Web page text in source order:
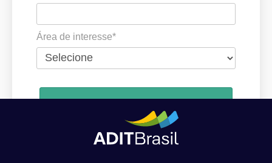
Área de interesse*
Ao se cadastrar, você concorda em receber comunicações da ADIT